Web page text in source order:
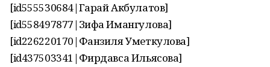
[id555530684|Гарай Акбулатов]
[id558497877|Зифа Имангулова]
[id226220170|Фанзиля Уметкулова]
[id437503341|Фирдавса Ильясова]